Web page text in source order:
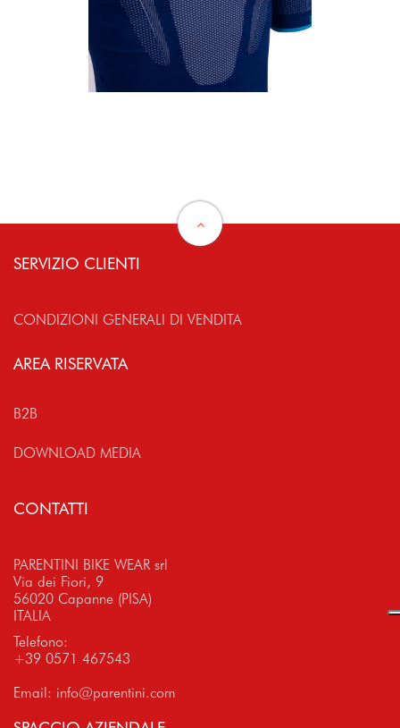
SERVIZIO CLIENTI
CONDIZIONI GENERALI DI VENDITA
AREA RISERVATA
B2B
DOWNLOAD MEDIA
CONTATTI
PARENTINI BIKE WEAR srl
Via dei Fiori, 9
56020 Capanne (PISA)
ITALIA
Telefono:
+39 0571 467543
Email: info@parentini.com